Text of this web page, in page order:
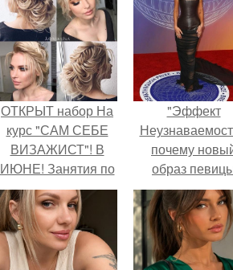
ОТКРЫТ набор На
курс "САМ СЕБЕ
ВИЗАЖИСТ"! В
ИЮНЕ! Занятия по
ЧЕТВЕРГАМ с 18.
00 до 20.
"Эффект
почему
образ
вызвал
гранях
возможного?